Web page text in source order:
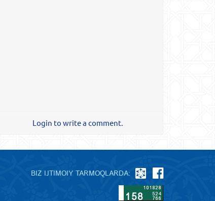
Login to write a comment.
BIZ IJTIMOIY TARMOQLARDA: